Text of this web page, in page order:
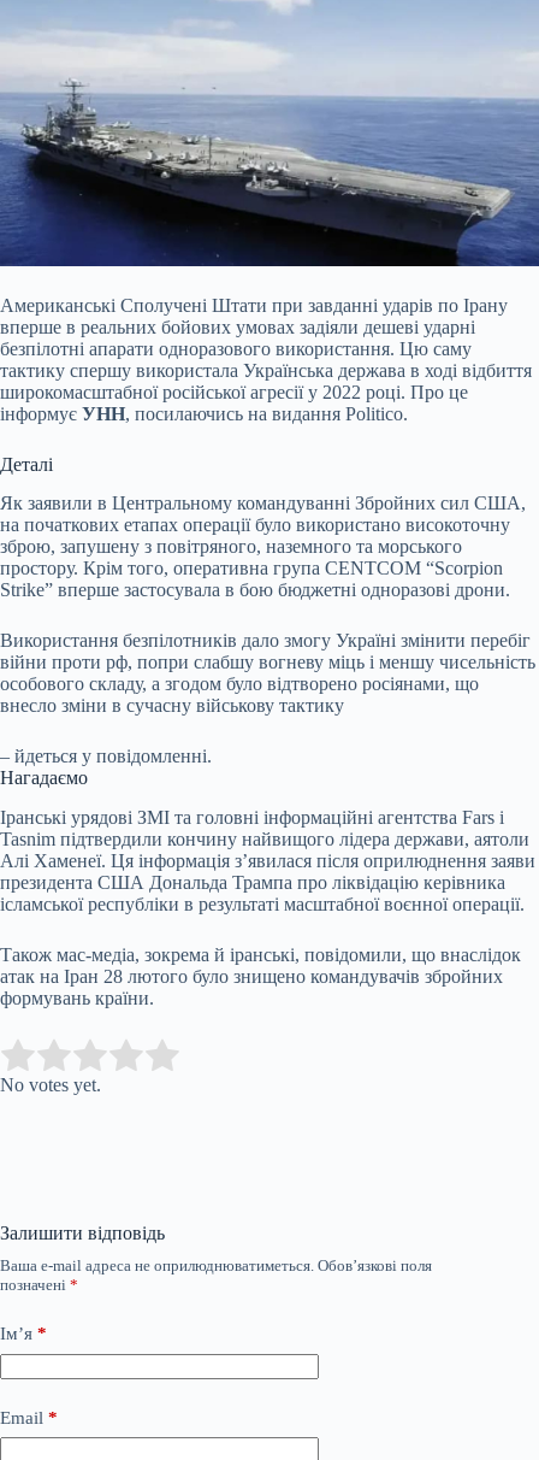
Американські Сполучені Штати при завданні ударів по Ірану
вперше в реальних бойових умовах задіяли дешеві ударні
безпілотні апарати одноразового використання. Цю саму
тактику спершу використала Українська держава в ході відбиття
широкомасштабної російської агресії у 2022 році. Про це
інформує УНН, посилаючись на видання Politico.
Деталі
Як заявили в Центральному командуванні Збройних сил США,
на початкових етапах операції було використано високоточну
зброю, запушену з повітряного, наземного та морського
простору. Крім того, оперативна група CENTCOM “Scorpion
Strike” вперше застосувала в бою бюджетні одноразові дрони.
Використання безпілотників дало змогу Україні змінити перебіг
війни проти рф, попри слабшу вогневу міць і меншу чисельність
особового складу, а згодом було відтворено росіянами, що
внесло зміни в сучасну військову тактику
– йдеться у повідомленні.
Нагадаємо
Іранські урядові ЗМІ та головні інформаційні агентства Fars і
Tasnim підтвердили кончину найвищого лідера держави, аятоли
Алі Хаменеї. Ця інформація з’явилася після оприлюднення заяви
президента США Дональда Трампа про ліквідацію керівника
ісламської республіки в результаті масштабної воєнної операції.
Також мас-медіа, зокрема й іранські, повідомили, що внаслідок
атак на Іран 28 лютого було знищено командувачів збройних
формувань країни.
Rate this item:
No votes yet.
Залишити відповідь
Ваша e-mail адреса не оприлюднюватиметься. Обов’язкові поля
позначені *
Ім’я *
Email *